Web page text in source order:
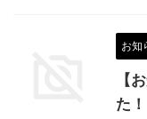
お知
【
た！